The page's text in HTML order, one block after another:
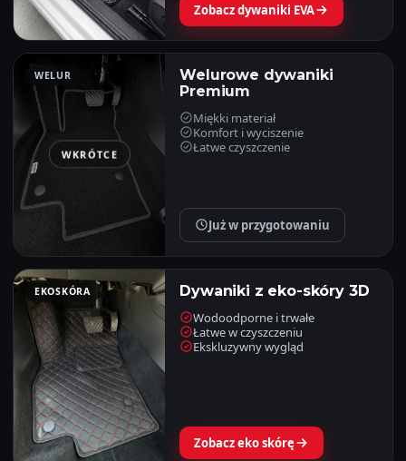
Zobacz dywaniki EVA
WELUR
WKRÓTCE
Welurowe dywaniki
Premium
Miękki materiał
Komfort i wyciszenie
Łatwe czyszczenie
Już w przygotowaniu
EKOSKÓRA Dywaniki z eko-skóry 3D
Wodoodporne i trwałe
Łatwe w czyszczeniu
Ekskluzywny wygląd
Zobacz eko skórę